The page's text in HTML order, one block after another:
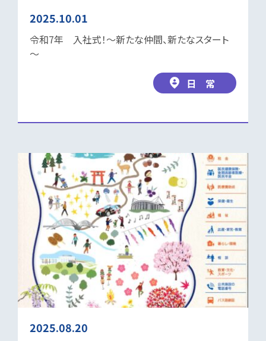
2025.10.01
令和7年 入社式！～新たな仲間、新たなスタート
～
日 常
2025.08.20